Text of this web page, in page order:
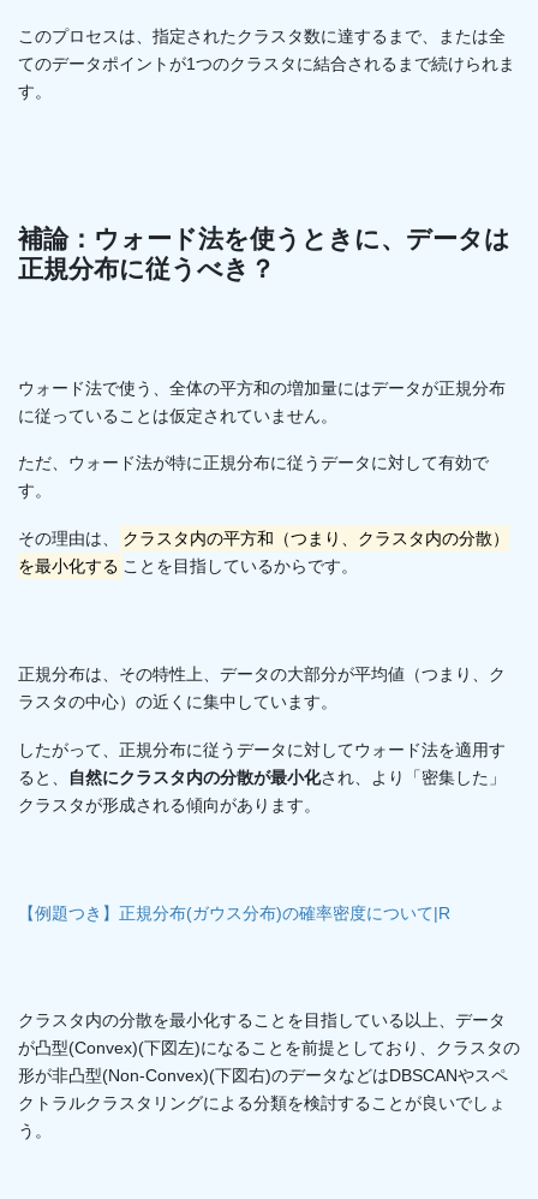
このプロセスは、指定されたクラスタ数に達するまで、または全
てのデータポイントが1つのクラスタに結合されるまで続けられま
す。
補論：ウォード法を使うときに、データは
正規分布に従うべき？
ウォード法で使う、全体の平方和の増加量にはデータが正規分布
に従っていることは仮定されていません。
ただ、ウォード法が特に正規分布に従うデータに対して有効で
す。
その理由は、
クラスタ内の平方和（つまり、クラスタ内の分散）
を最小化する ことを目指しているからです。
正規分布は、その特性上、データの大部分が平均値（つまり、ク
ラスタの中心）の近くに集中しています。
したがって、正規分布に従うデータに対してウォード法を適用す
ると、
自然にクラスタ内の分散が最小化され、より「密集した」
クラスタが形成される傾向があります。
【例題つき】正規分布(ガウス分布)の確率密度について|R
クラスタ内の分散を最小化することを目指している以上、データ
が凸型(Convex)(下図左)になることを前提としており、クラスタの
形が非凸型(Non-Convex)(下図右)のデータなどはDBSCANやスペ
クトラルクラスタリングによる分類を検討することが良いでしょ
う。